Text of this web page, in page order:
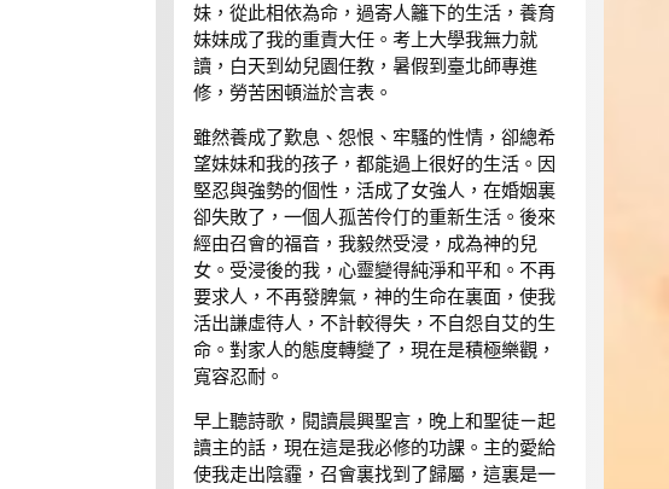
妹，從此相依為命，過寄人籬下的生活，養育
妹妹成了我的重責大任。考上大學我無力就
讀，白天到幼兒園任教，暑假到臺北師專進
修，勞苦困頓溢於言表。
雖然養成了歎息、怨恨、牢騷的性情，卻總希
望妹妹和我的孩子，都能過上很好的生活。因
堅忍與強勢的個性，活成了女強人，在婚姻裏
卻失敗了，一個人孤苦伶仃的重新生活。後來
經由召會的福音，我毅然受浸，成為神的兒
女。受浸後的我，心靈變得純淨和平和。不再
要求人，不再發脾氣，神的生命在裏面，使我
活出謙虛待人，不計較得失，不自怨自艾的生
命。對家人的態度轉變了，現在是積極樂觀，
寬容忍耐。
早上聽詩歌，閱讀晨興聖言，晚上和聖徒ㄧ起
讀主的話，現在這是我必修的功課。主的愛給
使我走出陰霾，召會裏找到了歸屬，這裏是一